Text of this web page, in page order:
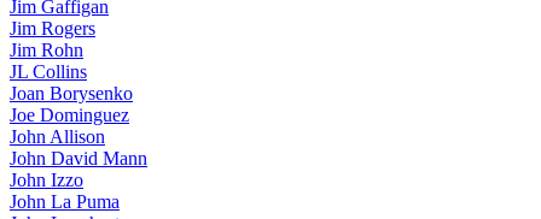
Jim Gaffigan
Jim Rogers
Jim Rohn
JL Collins
Joan Borysenko
Joe Dominguez
John Allison
John David Mann
John Izzo
John La Puma